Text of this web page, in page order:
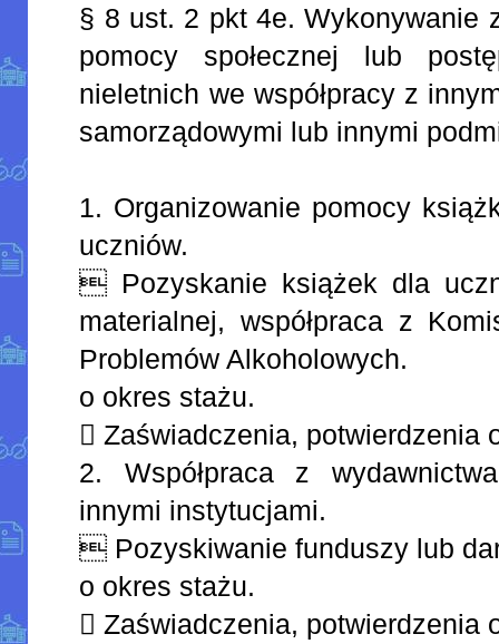
§ 8 ust. 2 pkt 4e. Wykonywanie
pomocy społecznej lub
nieletnich we współpracy z
samorządowymi lub innymi
1. Organizowanie pomocy
uczniów.
 Pozyskanie książek dla
materialnej, współpraca z
Problemów Alkoholowych.
o okres stażu.
 Zaświadczenia, potwierdzenia
2. Współpraca z
innymi instytucjami.
 Pozyskiwanie funduszy lub
o okres stażu.
 Zaświadczenia, potwierdzenia